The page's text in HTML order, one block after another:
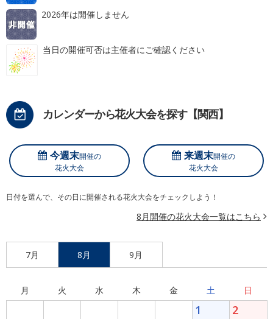
2026年は開催しません
当日の開催可否は主催者にご確認ください
カレンダーから花火大会を探す【関西】
今週末開催の
花火大会
来週末開催の
花火大会
日付を選んで、その日に開催される花火大会をチェックしよう！
8月開催の花火大会一覧はこちら
7月 8月 9月
月 火 水 木 金 土 日
1 2